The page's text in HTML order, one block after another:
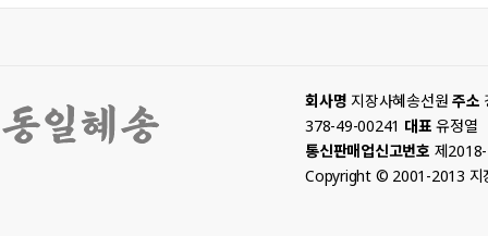
회사명 지장사혜송선원 주소
378-49-00241 대표 유정열
통신판매업신고번호 제
Copyright © 2001-2013 지